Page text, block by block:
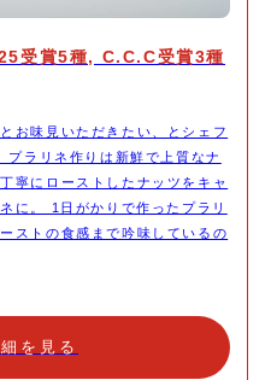
賞5種, C.C.C受賞3種
お味見いただきたい、とシェフ
ラリネ作りは新鮮で上質なナ
寧にローストしたナッツをキャ
に。 1日がかりで作ったプラリ
ストの食感まで吟味しているの
素材と合わせるプラリネは甘
シェフだけのお仕事。この自家
10種類のプラリネです。 いつ
を見る